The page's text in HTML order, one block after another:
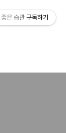
좋은 습관 구독하기